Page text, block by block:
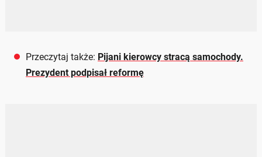
Przeczytaj także: Pijani kierowcy stracą samochody.
Prezydent podpisał reformę